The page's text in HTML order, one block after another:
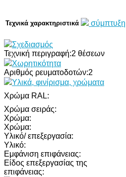
Τεχνικά χαρακτηριστικά σύμπτυξη
Σχεδιασμός
Τεχνική περιγραφή:2 θέσεων
Χωρητικότητα
Αριθμός ρευματοδοτών:2
Υλικά, φινίρισμα, χρώματα
Χρώμα RAL:
Χρώμα σειράς:
Χρώμα:
Χρώμα:
Υλικό/ επεξεργασία:
Υλικό:
Εμφάνιση επιφάνειας:
Είδος επεξεργασίας της
επιφάνειας: